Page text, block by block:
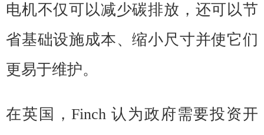
电机不仅可以减少碳排放，还可以节
省基础设施成本、缩小尺寸并使它们
更易于维护。
在英国，Finch 认为政府需要投资开